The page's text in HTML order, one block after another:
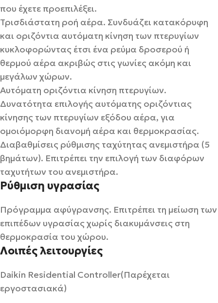
που έχετε προεπιλέξει.
Τρισδιάστατη ροή αέρα. Συνδυάζει κατακόρυφη
και οριζόντια αυτόματη κίνηση των πτερυγίων
κυκλοφορώντας έτσι ένα ρεύμα δροσερού ή
θερμού αέρα ακριβώς στις γωνίες ακόμη και
μεγάλων χώρων.
Αυτόματη οριζόντια κίνηση πτερυγίων.
Δυνατότητα επιλογής αυτόματης οριζόντιας
κίνησης των πτερυγίων εξόδου αέρα, για
ομοιόμορφη διανομή αέρα και θερμοκρασίας.
Διαβαθμίσεις ρύθμισης ταχύτητας ανεμιστήρα (5
βημάτων). Επιτρέπει την επιλογή των διαφόρων
ταχυτήτων του ανεμιστήρα.
Ρύθμιση υγρασίας
Πρόγραμμα αφύγρανσης. Επιτρέπει τη μείωση των
επιπέδων υγρασίας χωρίς διακυμάνσεις στη
θερμοκρασία του χώρου.
Λοιπές λειτουργίες
Daikin Residential Controller(Παρέχεται
εργοστασιακά)